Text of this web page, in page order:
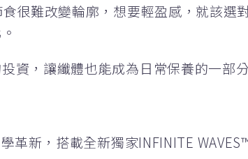
很難改變輪廓，想要輕盈感，就該
資，讓纖體也能成為日常保養的一部
革新，搭載全新獨家INFINITE